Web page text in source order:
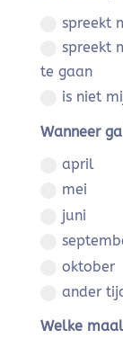
spreekt
spreekt
te gaan
is niet
Wanneer
april
mei
juni
oktober
ander
Welke